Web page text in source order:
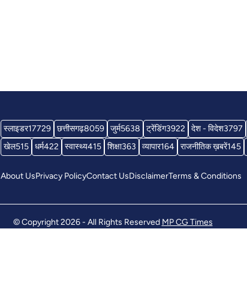
स्लाइडर17729 छत्तीसगढ़8059 जुर्म5638 ट्रेंडिंग3922 देश - विदेश3797
खेल515 धर्म422 स्वास्थ्य415 शिक्षा363 व्यापार164 राजनीतिक ख़बरें145
About UsPrivacy PolicyContact UsDisclaimerTerms & Conditions
© Copyright 2026 - All Rights Reserved MP CG Times